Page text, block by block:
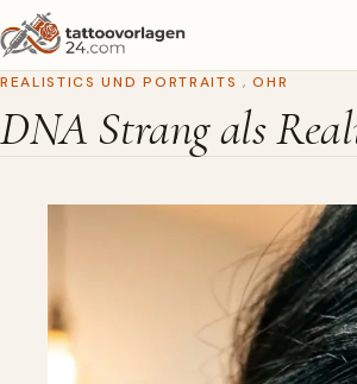
REALISTICS UND PORTRAITS , OHR
DNA Strang als